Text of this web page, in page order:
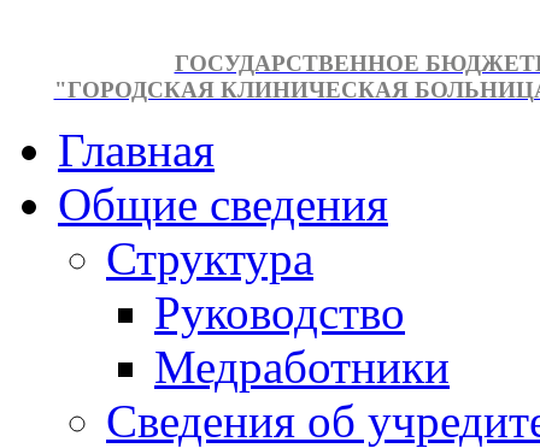
ГОСУДАРСТВЕННОЕ
"ГОРОДСКАЯ КЛИНИЧЕСКАЯ
Главная
Общие сведения
Структура
Руководство
Медработники
Сведения об